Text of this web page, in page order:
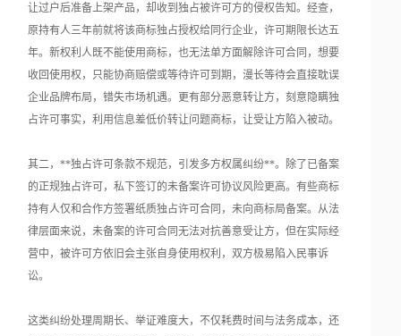
让过户后准备上架产品，却收到独占被许可方的侵权告知。经查，
原持有人三年前就将该商标独占授权给同行企业，许可期限长达五
年。新权利人既不能使用商标，也无法单方面解除许可合同，想要
收回使用权，只能协商赔偿或等待许可到期，漫长等待会直接耽误
企业品牌布局，错失市场机遇。更有部分恶意转让方，刻意隐瞒独
占许可事实，利用信息差低价转让问题商标，让受让方陷入被动。
其二，**独占许可条款不规范，引发多方权属纠纷**。除了已备案
的正规独占许可，私下签订的未备案许可协议风险更高。有些商标
持有人仅和合作方签署纸质独占许可合同，未向商标局备案。从法
律层面来说，未备案的许可合同无法对抗善意受让方，但在实际经
营中，被许可方依旧会主张自身使用权利，双方极易陷入民事诉
讼。
这类纠纷处理周期长、举证难度大，不仅耗费时间与法务成本，还